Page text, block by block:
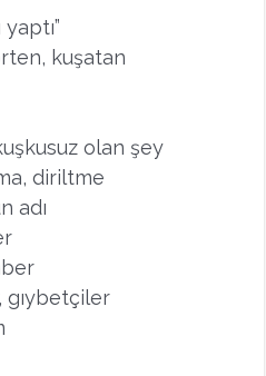
yaptı”
kuşatan
olan şey
diriltme
adı
gıybetçiler